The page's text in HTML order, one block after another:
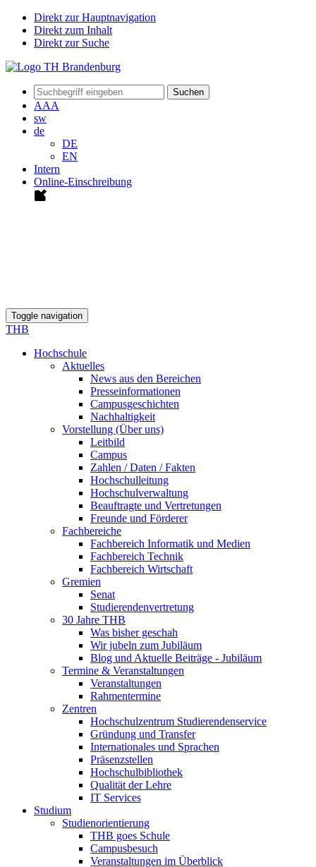
Direkt zur Hauptnavigation
Direkt zum Inhalt
Direkt zur Suche
Suchen
AAA
sw
de
DE
EN
Intern
Online-Einschreibung
Toggle navigation
THB
Hochschule
Aktuelles
News aus den Bereichen
Presseinformationen
Campusgeschichten
Nachhaltigkeit
Vorstellung (Über uns)
Leitbild
Campus
Zahlen / Daten / Fakten
Hochschulleitung
Hochschulverwaltung
Beauftragte und Vertretungen
Freunde und Förderer
Fachbereiche
Fachbereich Informatik und Medien
Fachbereich Technik
Fachbereich Wirtschaft
Gremien
Senat
Studierendenvertretung
30 Jahre THB
Was bisher geschah
Wir jubeln zum Jubiläum
Blog und Aktuelle Beiträge - Jubiläum
Termine & Veranstaltungen
Veranstaltungen
Rahmentermine
Zentren
Hochschulzentrum Studierendenservice
Gründung und Transfer
Internationales und Sprachen
Präsenzstellen
Hochschulbibliothek
Qualität der Lehre
IT Services
Studium
Studienorientierung
THB goes Schule
Campusbesuch
Veranstaltungen im Überblick